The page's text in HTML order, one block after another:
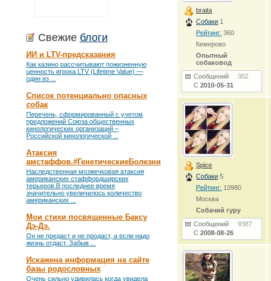
Свежие блоги
ИИ и LTV-предсказания
Как казино рассчитывают пожизненную
ценность игрока LTV (Lifetime Value) —
один из ...
Список потенциально опасных
собак
Перечень, сформированный с учетом
предложений Союза общественных
кинологических организаций –
Российской кинологической ...
Атаксия
амстаффов.#ГенетическиеБолезни
Наследственная мозжечковая атаксия
американских стаффордширских
терьеров.В последнее время
значительно увеличилось количество
американских ...
Мои стихи посвященные Баксу
Дэ-Дэ.
Он не предаст и не продаст, а если надо
жизнь отдаст. Забыв ...
Искажена информация на сайте
базы родословных
Очень сильно удивилась когда увидела
braita
Собаки 1
Рейтинг: 360
Кемерово
Опытный
собаковод
Сообщений302
С2010-05-31
Spice
Собаки 5
Рейтинг: 10980
Москва
Собачий гуру
Сообщений9387
С2008-08-26